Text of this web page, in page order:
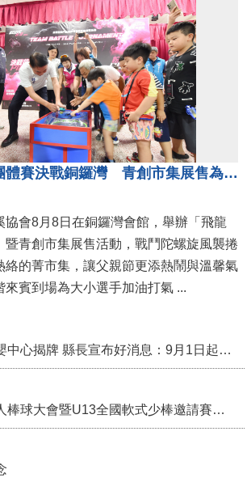
3對3戰鬥陀螺團體賽決戰銅鑼灣 青創市集展售為父親節增添繽紛
會8月8日在銅鑼灣會館，舉辦「飛龍
暨青創市集展售活動，戰鬥陀螺旋風襲捲
絡的菁市集，讓父親節更添熱鬧與溫馨氣
氛。縣長鍾東錦偕來賓到場為大小選手加油打氣 ...
苗栗親子館暨托嬰中心揭牌 縣長宣布好消息：9月1日起調降臨時托嬰費用
第二屆台灣火星人棒球大會暨U13全國軟式少棒邀請賽在苗栗舉辦